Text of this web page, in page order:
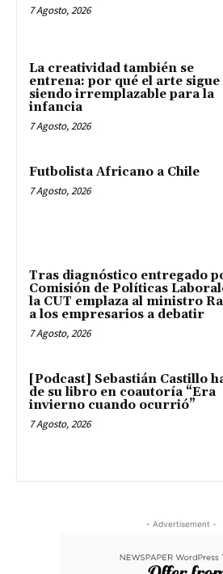
7 Agosto, 2026
La creatividad también se
entrena: por qué el arte sigue
siendo irremplazable para la
infancia
7 Agosto, 2026
Futbolista Africano a Chile
7 Agosto, 2026
Tras diagnóstico entregado
Comisión de Políticas
la CUT emplaza al ministro
a los empresarios a debatir
7 Agosto, 2026
[Podcast] Sebastián Castillo
de su libro en coautoría “Era
invierno cuando ocurrió”
7 Agosto, 2026
- Advertisement -